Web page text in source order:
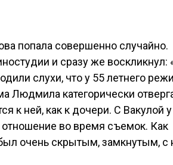
попала совершенно случайно.
и сразу же воскликнул:
слухи, что у 55 летнего
Людмила категорически
к ней, как к дочери. С Вакулой
во время съемок. Как
очень скрытым, замкнутым, с